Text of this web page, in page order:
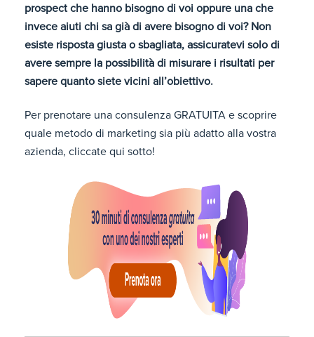
prospect che hanno bisogno di voi oppure una che
invece aiuti chi sa già di avere bisogno di voi? Non
esiste risposta giusta o sbagliata, assicuratevi solo di
avere sempre la possibilità di misurare i risultati per
sapere quanto siete vicini all’obiettivo.
Per prenotare una consulenza GRATUITA e scoprire
quale metodo di marketing sia più adatto alla vostra
azienda, cliccate qui sotto!